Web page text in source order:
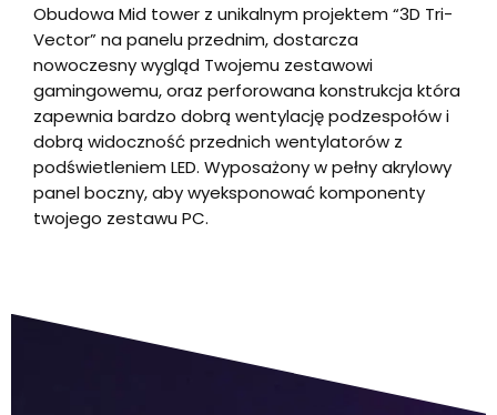
Obudowa Mid tower z unikalnym projektem “3D Tri-
Vector” na panelu przednim, dostarcza
nowoczesny wygląd Twojemu zestawowi
gamingowemu, oraz perforowana konstrukcja która
zapewnia bardzo dobrą wentylację podzespołów i
dobrą widoczność przednich wentylatorów z
podświetleniem LED. Wyposażony w pełny akrylowy
panel boczny, aby wyeksponować komponenty
twojego zestawu PC.